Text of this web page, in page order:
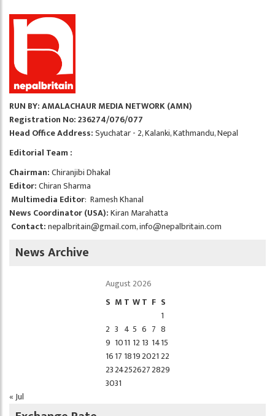
RUN BY: AMALACHAUR MEDIA NETWORK (AMN)
Registration No: 236274/076/077
Head Office Address:Syuchatar - 2, Kalanki, Kathmandu, Nepal
Editorial Team :
Chairman:Chiranjibi Dhakal
Editor:Chiran Sharma
Multimedia Editor: Ramesh Khanal
News Coordinator (USA):Kiran Marahatta
Contact:nepalbritain@gmail.com,info@nepalbritain.com
News Archive
August 2026
S M T WT F S
1
2 3 4 5 6 7 8
9 1011 12 13 1415
1617 1819202122
23242526272829
3031
« Jul